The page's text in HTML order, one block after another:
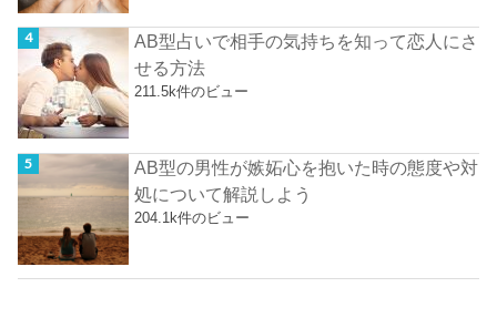
AB型占いで相手の気持ちを知って恋人にさ
せる方法
211.5k件のビュー
AB型の男性が嫉妬心を抱いた時の態度や対
処について解説しよう
204.1k件のビュー